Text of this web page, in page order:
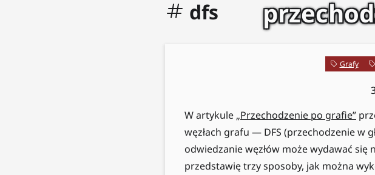
dfs
Grafy
W artykule „Przechodzenie po grafie”
węzłach grafu — DFS (przechodzenie w
odwiedzanie węzłów może wydawać
przedstawię trzy sposoby, jak można